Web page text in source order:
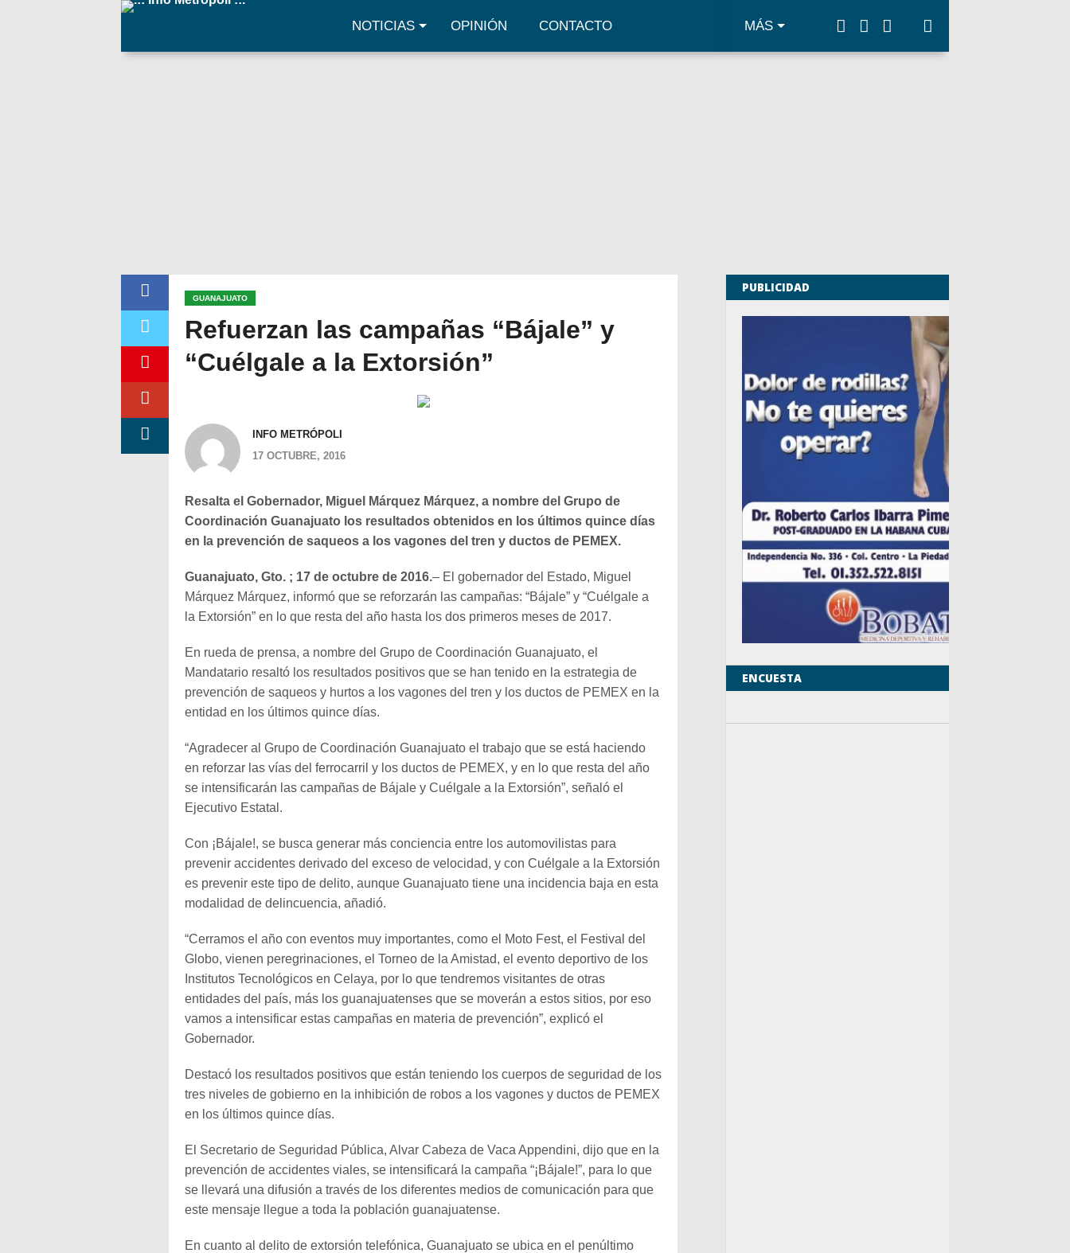
NOTICIAS OPINIÓN CONTACTO MÁS
GUANAJUATO
Refuerzan las campañas “Bájale” y
“Cuélgale a la Extorsión”
INFO METRÓPOLI
17 OCTUBRE, 2016
Resalta el Gobernador, Miguel Márquez Márquez, a nombre del Grupo de
Coordinación Guanajuato los resultados obtenidos en los últimos quince días
en la prevención de saqueos a los vagones del tren y ductos de PEMEX.
Guanajuato, Gto. ; 17 de octubre de 2016.– El gobernador del Estado, Miguel
Márquez Márquez, informó que se reforzarán las campañas: “Bájale” y “Cuélgale a
la Extorsión” en lo que resta del año hasta los dos primeros meses de 2017.
En rueda de prensa, a nombre del Grupo de Coordinación Guanajuato, el
Mandatario resaltó los resultados positivos que se han tenido en la estrategia de
prevención de saqueos y hurtos a los vagones del tren y los ductos de PEMEX en la
entidad en los últimos quince días.
“Agradecer al Grupo de Coordinación Guanajuato el trabajo que se está haciendo
en reforzar las vías del ferrocarril y los ductos de PEMEX, y en lo que resta del año
se intensificarán las campañas de Bájale y Cuélgale a la Extorsión”, señaló el
Ejecutivo Estatal.
Con ¡Bájale!, se busca generar más conciencia entre los automovilistas para
prevenir accidentes derivado del exceso de velocidad, y con Cuélgale a la Extorsión
es prevenir este tipo de delito, aunque Guanajuato tiene una incidencia baja en esta
modalidad de delincuencia, añadió.
“Cerramos el año con eventos muy importantes, como el Moto Fest, el Festival del
Globo, vienen peregrinaciones, el Torneo de la Amistad, el evento deportivo de los
Institutos Tecnológicos en Celaya, por lo que tendremos visitantes de otras
entidades del país, más los guanajuatenses que se moverán a estos sitios, por eso
vamos a intensificar estas campañas en materia de prevención”, explicó el
Gobernador.
Destacó los resultados positivos que están teniendo los cuerpos de seguridad de los
tres niveles de gobierno en la inhibición de robos a los vagones y ductos de PEMEX
en los últimos quince días.
El Secretario de Seguridad Pública, Alvar Cabeza de Vaca Appendini, dijo que en la
prevención de accidentes viales, se intensificará la campaña “¡Bájale!”, para lo que
se llevará una difusión a través de los diferentes medios de comunicación para que
este mensaje llegue a toda la población guanajuatense.
En cuanto al delito de extorsión telefónica, Guanajuato se ubica en el penúltimo
PUBLICIDAD
ENCUESTA